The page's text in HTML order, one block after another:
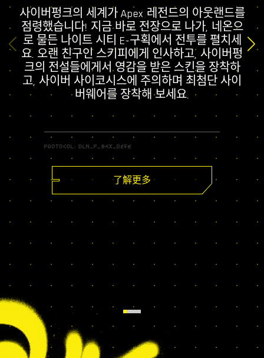
사이버펑크의 세계가 Apex 레전드의 아웃랜드를
점령했습니다! 지금 바로 전장으로 나가, 네온으
로 물든 나이트 시티 E-구획에서 전투를 펼치세
요. 오랜 친구인 스키피에게 인사하고, 사이버펑
크의 전설들에게서 영감을 받은 스킨을 장착하
고, 사이버 사이코시스에 주의하며 최첨단 사이
버웨어를 장착해 보세요.
了解更多